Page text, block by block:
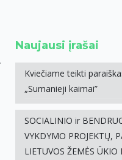
Naujausi įrašai
Kviečiame teikti
„Sumanieji kaimai”
SOCIALINIO ir
VYKDYMO PROJEKTŲ,
LIETUVOS ŽEMĖS